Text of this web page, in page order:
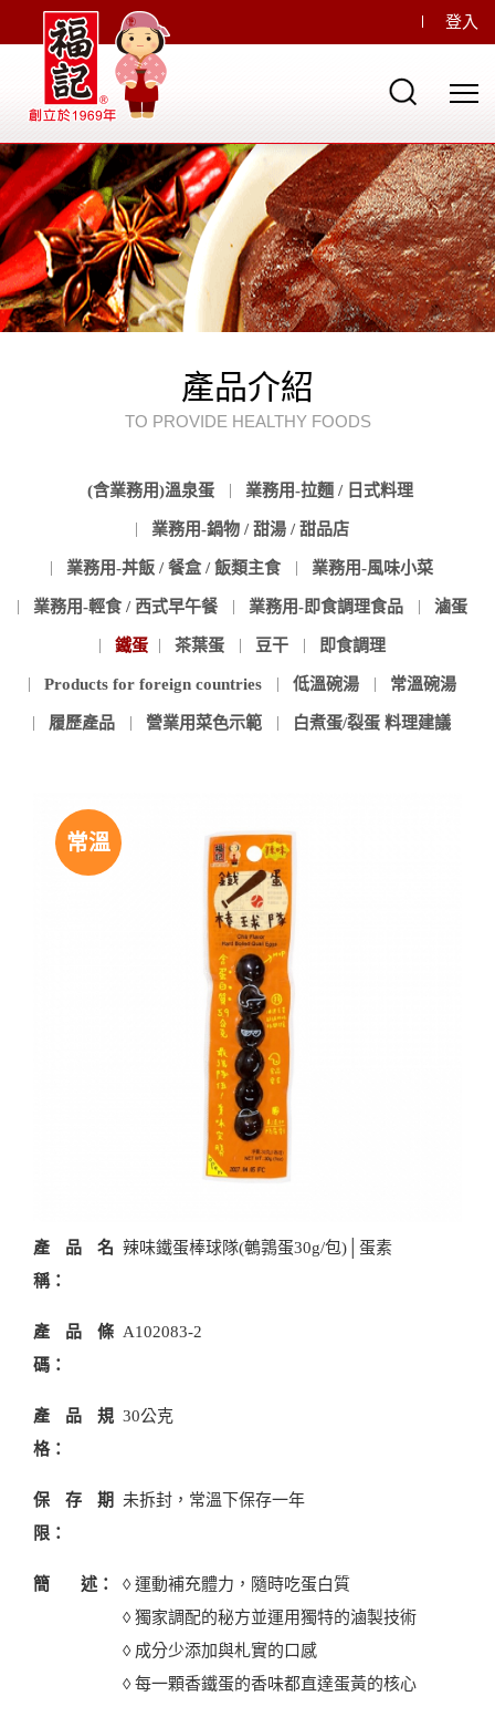
登入
產品介紹
TO PROVIDE HEALTHY FOODS
(含業務用)溫泉蛋 業務用-拉麵 / 日式料理
業務用-鍋物 / 甜湯 / 甜品店
業務用-丼飯 / 餐盒 / 飯類主食 業務用-風味小菜
業務用-輕食 / 西式早午餐 業務用-即食調理食品 滷蛋
鐵蛋 茶葉蛋 豆干 即食調理
Products for foreign countries 低溫碗湯 常溫碗湯
履歷產品 營業用菜色示範 白煮蛋/裂蛋 料理建議
常溫
產品名
稱：
辣味鐵蛋棒球隊(鵪鶉蛋30g/包)│蛋素
產品條
碼：
A102083-2
產品規
格：
30公克
保存期
限：
未拆封，常溫下保存一年
簡 述：
◊ 運動補充體力，隨時吃蛋白質
◊ 獨家調配的秘方並運用獨特的滷製技術
◊ 成分少添加與札實的口感
◊ 每一顆香鐵蛋的香味都直達蛋黃的核心